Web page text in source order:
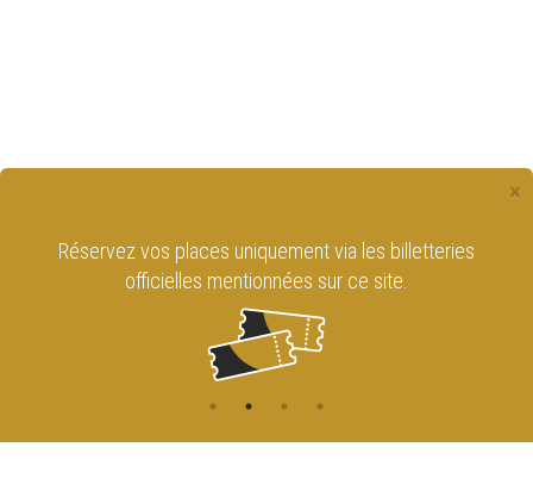
×
Réservez vos places uniquement via les billetteries
officielles mentionnées sur ce site.